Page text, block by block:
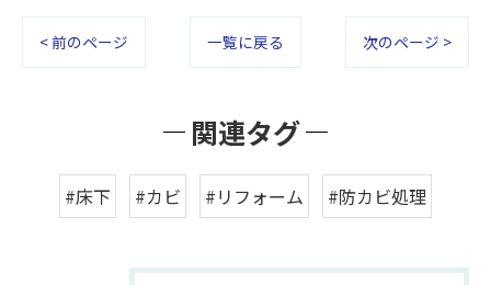
< 前のページ 一覧に戻る 次のページ >
関連タグ
#床下 #カビ #リフォーム #防カビ処理